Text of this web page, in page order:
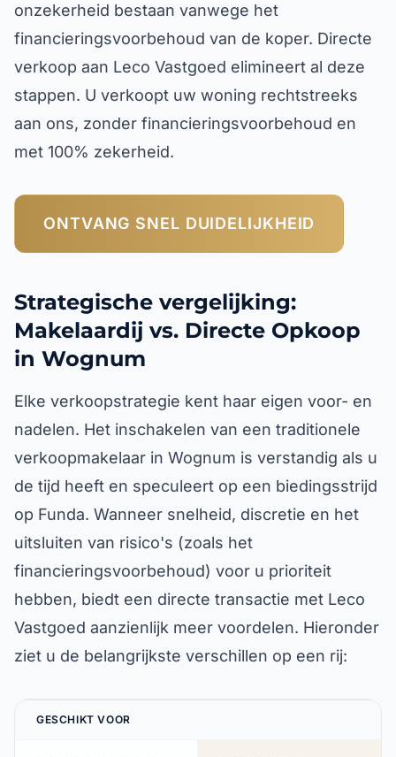
onzekerheid bestaan vanwege het
financieringsvoorbehoud van de koper. Directe
verkoop aan Leco Vastgoed elimineert al deze
stappen. U verkoopt uw woning rechtstreeks
aan ons, zonder financieringsvoorbehoud en
met 100% zekerheid.
ONTVANG SNEL DUIDELIJKHEID
Strategische vergelijking:
Makelaardij vs. Directe Opkoop
in Wognum
Elke verkoopstrategie kent haar eigen voor- en
nadelen. Het inschakelen van een traditionele
verkoopmakelaar in Wognum is verstandig als u
de tijd heeft en speculeert op een biedingsstrijd
op Funda. Wanneer snelheid, discretie en het
uitsluiten van risico's (zoals het
financieringsvoorbehoud) voor u prioriteit
hebben, biedt een directe transactie met Leco
Vastgoed aanzienlijk meer voordelen. Hieronder
ziet u de belangrijkste verschillen op een rij:
GESCHIKT VOOR